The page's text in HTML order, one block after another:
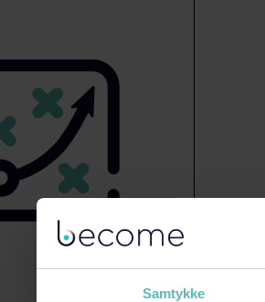
Samtykke